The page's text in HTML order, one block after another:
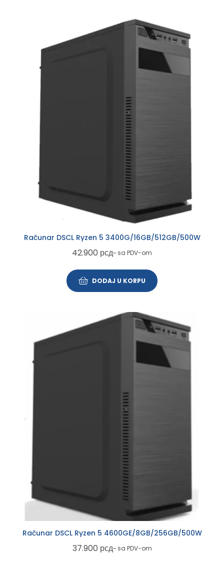
Računar DSCL Ryzen 5 3400G/16GB/512GB/500W
42.900 рсд~ sa PDV-om
DODAJ U KORPU
Računar DSCL Ryzen 5 4600GE/8GB/256GB/500W
37.900 рсд~ sa PDV-om